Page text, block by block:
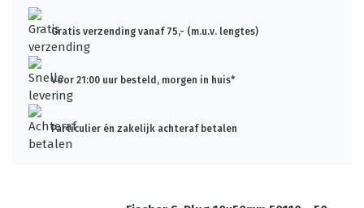
Gratis verzending vanaf 75,- (m.u.v. lengtes)
Voor 21:00 uur besteld, morgen in huis*
Particulier én zakelijk achteraf betalen